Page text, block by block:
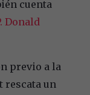
cuenta
Donald
previo a la
rescata un